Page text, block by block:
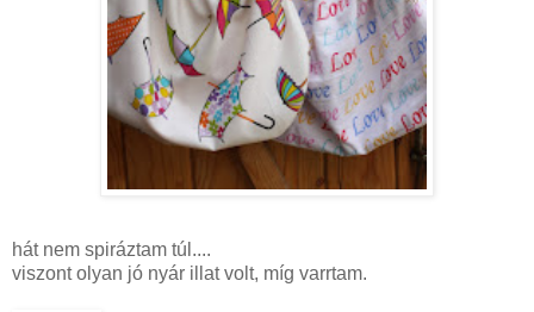
hát nem spiráztam túl....
viszont olyan jó nyár illat volt, míg varrtam.